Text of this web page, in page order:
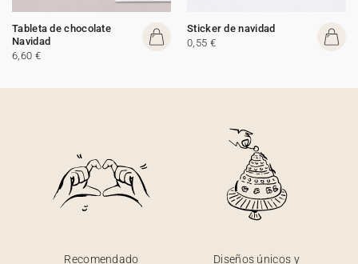
Tableta de chocolate
Navidad
6,60 €
Sticker de navidad
0,55 €
Recomendado
Diseños únicos y